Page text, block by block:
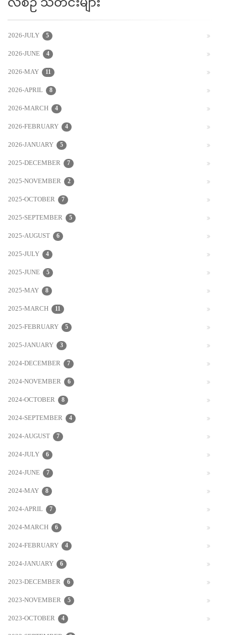
2026-JULY 5
2026-JUNE 4
2026-MAY 11
2026-APRIL 8
2026-MARCH 4
2026-FEBRUARY 4
2026-JANUARY 5
2025-DECEMBER 7
2025-NOVEMBER 2
2025-OCTOBER 7
2025-SEPTEMBER 5
2025-AUGUST 6
2025-JULY 4
2025-JUNE 5
2025-MAY 8
2025-MARCH 11
2025-FEBRUARY 5
2025-JANUARY 3
2024-DECEMBER 7
2024-NOVEMBER 6
2024-OCTOBER 8
2024-SEPTEMBER 4
2024-AUGUST 7
2024-JULY 6
2024-JUNE 7
2024-MAY 8
2024-APRIL 7
2024-MARCH 6
2024-FEBRUARY 4
2024-JANUARY 6
2023-DECEMBER 6
2023-NOVEMBER 5
2023-OCTOBER 4